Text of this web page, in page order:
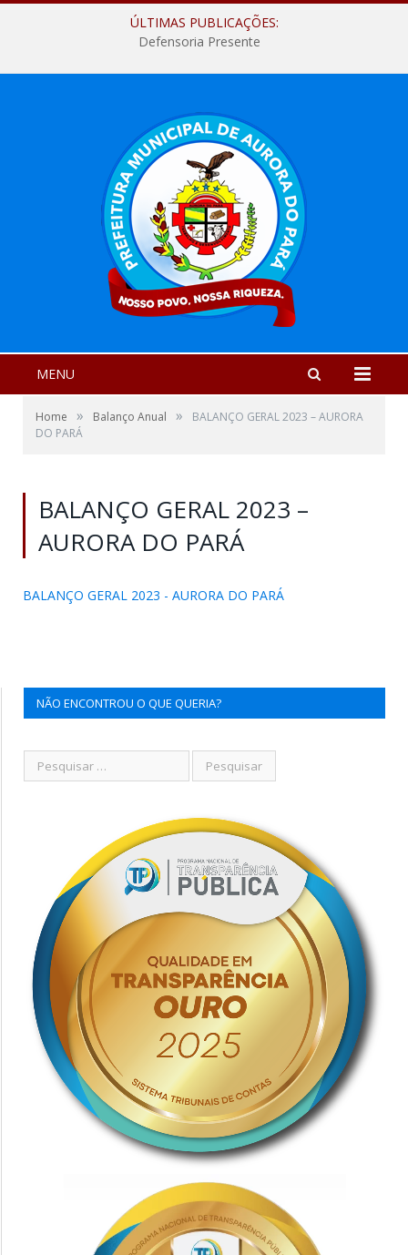
ÚLTIMAS PUBLICAÇÕES:
Defensoria Presente
MENU
Home » Balanço Anual »
BALANÇO GERAL 2023 – AURORA
DO PARÁ
BALANÇO GERAL 2023 –
AURORA DO PARÁ
BALANÇO GERAL 2023 - AURORA DO PARÁ
NÃO ENCONTROU O QUE QUERIA?